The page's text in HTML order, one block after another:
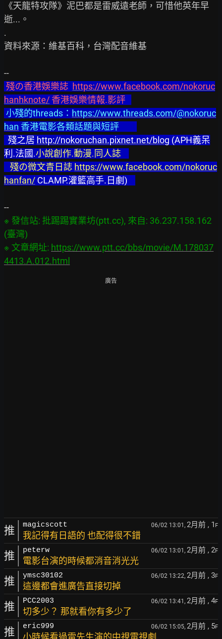
《天龍特攻隊》泥巴都是雷威遠老師，可惜他英年早
逝...。
.
資料來源：維基百科，台灣配音維基
殘の香港娛樂誌 https://www.facebook.com/nokoruc
hanhknote/ 香港娛樂情報.影評
小殘的threads： https://www.threads.com/@nokoruc
han 香港電影各類話題與短評
  殘之居
http://nokoruchan.pixnet.net/blog (APH義呆
利.法國.小說創作.動漫.同人誌
   殘の微文青日誌
https://www.facebook.com/nokoruc
hanfan/ CLAMP.灌籃高手.日劇)
※ 發信站: 批踢踢實業坊(ptt.cc), 來自: 36.237.158.162
(臺灣)
※ 文章網址: https://www.ptt.cc/bbs/movie/M.178037
4413.A.012.html
廣告
推 magicscott 06/02 13:01, 2月前 , 1 F
我記得有日語的 也配得很不錯
推 peterw 06/02 13:01, 2月前 , 2F
電影台演的時候都消音消光光
推 ymsc30102 06/02 13:22, 2月前 , 3F
這邊都會進廣告直接切掉
推 PCC2003 06/02 13:41, 2月前 , 4F
切多少？ 那就看你有多少了
推 eric999 06/02 15:05, 2月前 , 5F
小時候看過雷先生演的中視電視劇